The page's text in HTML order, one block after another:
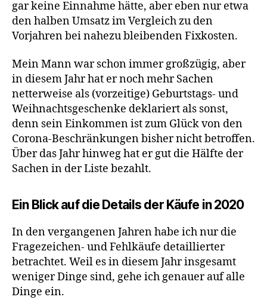
gar keine Einnahme hätte, aber eben nur etwa
den halben Umsatz im Vergleich zu den
Vorjahren bei nahezu bleibenden Fixkosten.
Mein Mann war schon immer großzügig, aber
in diesem Jahr hat er noch mehr Sachen
netterweise als (vorzeitige) Geburtstags- und
Weihnachtsgeschenke deklariert als sonst,
denn sein Einkommen ist zum Glück von den
Corona-Beschränkungen bisher nicht betroffen.
Über das Jahr hinweg hat er gut die Hälfte der
Sachen in der Liste bezahlt.
Ein Blick auf die Details der Käufe in 2020
In den vergangenen Jahren habe ich nur die
Fragezeichen- und Fehlkäufe detaillierter
betrachtet. Weil es in diesem Jahr insgesamt
weniger Dinge sind, gehe ich genauer auf alle
Dinge ein.